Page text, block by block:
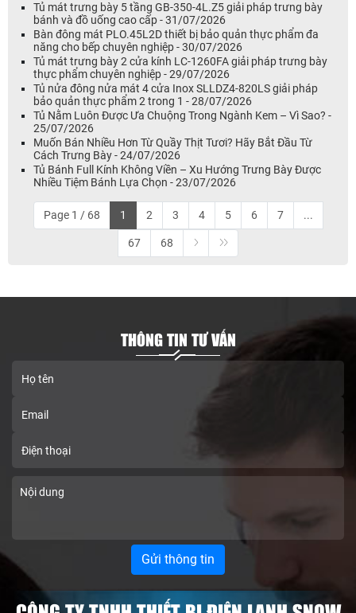
Tủ mát trưng bày 5 tầng GB-350-4L.Z5 giải pháp trưng bày
bánh và đồ uống cao cấp - 31/07/2026
Bàn đông mát PLO.45L2D thiết bị bảo quản thực phẩm đa
năng cho bếp chuyên nghiệp - 30/07/2026
Tủ mát trưng bày 2 cửa kính LC-1260FA giải pháp trưng bày
thực phẩm chuyên nghiệp - 29/07/2026
Tủ nửa đông nửa mát 4 cửa Inox SLLDZ4-820LS giải pháp
bảo quản thực phẩm 2 trong 1 - 28/07/2026
Tủ Nằm Luôn Được Ưa Chuộng Trong Ngành Kem – Vì Sao? -
25/07/2026
Muốn Bán Nhiều Hơn Từ Quầy Thịt Tươi? Hãy Bắt Đầu Từ
Cách Trưng Bày - 24/07/2026
Tủ Bánh Full Kính Không Viền – Xu Hướng Trưng Bày Được
Nhiều Tiệm Bánh Lựa Chọn - 23/07/2026
Page 1 / 68 1 2 3 4 5 6 7 ...
67 68
THÔNG TIN TƯ VẤN